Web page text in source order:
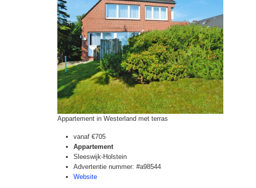
Appartement in Westerland met terras
vanaf €705
Appartement
Sleeswijk-Holstein
Advertentie nummer: #a98544
Website